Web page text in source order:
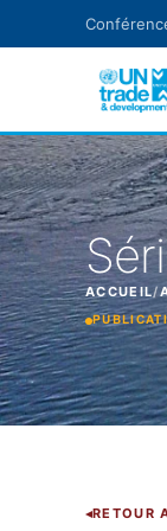
Aller au contenu
ACCUEIL/
RETOUR